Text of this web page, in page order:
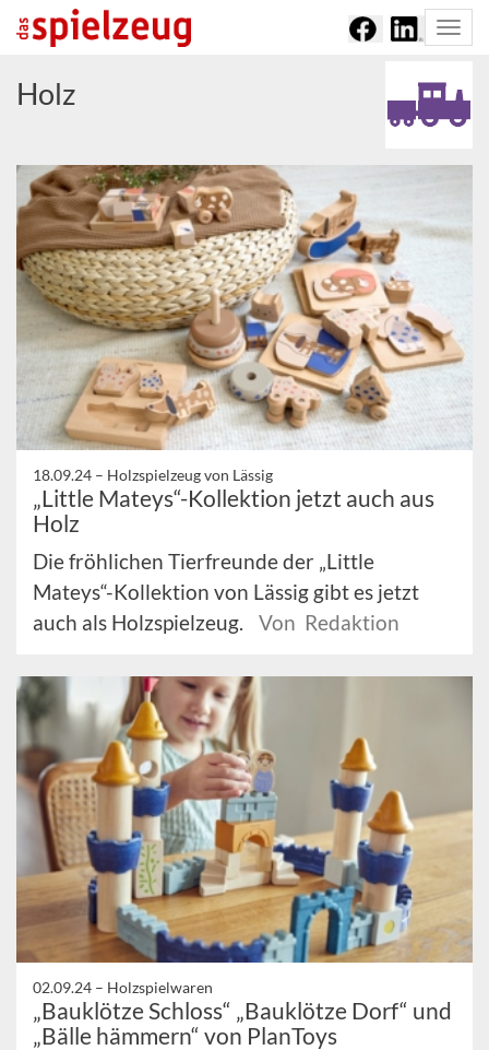
Holz
18.09.24 – Holzspielzeug von Lässig
„Little Mateys“-Kollektion jetzt auch aus
Holz
Die fröhlichen Tierfreunde der „Little
Mateys“-Kollektion von Lässig gibt es jetzt
auch als Holzspielzeug.
Von Redaktion
02.09.24 – Holzspielwaren
„Bauklötze Schloss“ „Bauklötze Dorf“ und
„Bälle hämmern“ von PlanToys